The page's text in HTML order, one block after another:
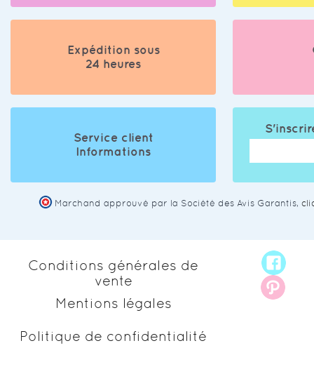
Expédition sous
24 heures
Service client
Informations
Marchand approuvé par la Société des Avis Garantis,
Conditions générales de
vente
Mentions légales
Politique de confidentialité